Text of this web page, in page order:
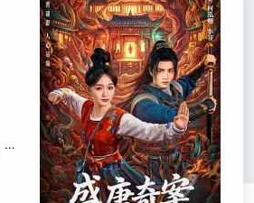
赵樱子 何适 罗予甜 岳冬峰 毛凡 李发光